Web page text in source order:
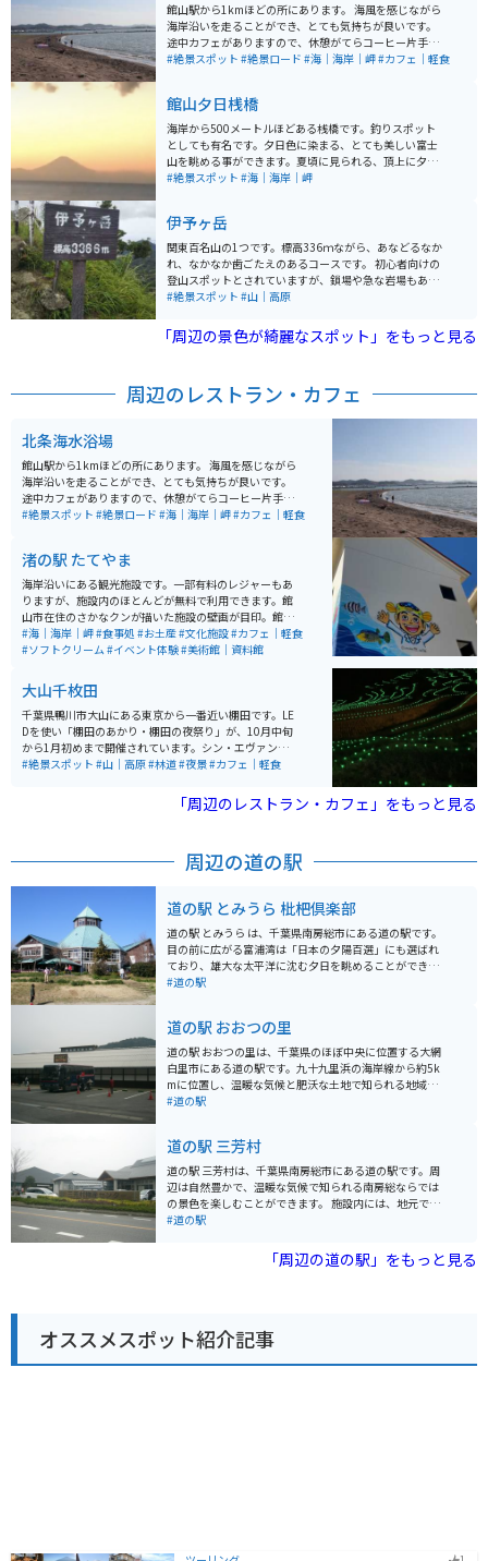
館山駅から1kmほどの所にあります。 海風を感じながら
海岸沿いを走ることができ、とても気持ちが良いです。
途中カフェがありますので、休憩がてらコーヒー片手に
海岸に足を運び、インスタ映えも狙えちゃいます。 人も
安心して車やバイクを停めれます。
#絶景スポット #絶景ロード #海｜海岸｜岬#カフェ｜軽食
館山夕日桟橋
海岸から500メートルほどある桟橋です。釣りスポット
としても有名です。夕日色に染まる、とても美しい富士
山を眺める事ができます。夏頃に見られる、頂上に夕日
が沈むダイヤモンド富士も神秘的です。隣接している渚
#絶景スポット #海｜海岸｜岬
伊予ヶ岳
関東百名山の1つです。標高336ｍながら、あなどるなか
れ、なかなか歯ごたえのあるコースです。 初心者向けの
登山スポットとされていますが、鎖場や急な岩場もあり
ますので、足元には十分お気をつけて下さい。（岩場に
メします。） 山頂からの景色は非常に素晴らしく、36
0℃のパノラマが広がっていて、達成感バツグンです
#絶景スポット #山｜高原
「周辺の景色が綺麗なスポット」をもっと見る
周辺のレストラン・カフェ
北条海水浴場
館山駅から1kmほどの所にあります。 海風を感じながら
海岸沿いを走ることができ、とても気持ちが良いです。
途中カフェがありますので、休憩がてらコーヒー片手に
海岸に足を運び、インスタ映えも狙えちゃいます。 人も
安心して車やバイクを停めれます。
#絶景スポット #絶景ロード #海｜海岸｜岬#カフェ｜軽食
渚の駅 たてやま
海岸沿いにある観光施設です。一部有料のレジャーもあ
りますが、施設内のほとんどが無料で利用できます。館
山市在住のさかなクンが描いた施設の壁画が目印。館内
にはさかなクンギャラリーや、資料館、大きな水槽もあ
るうえ、海岸風景も楽しめる盛りだくさんな施設です。
#海｜海岸｜岬#食事処 #お土産#文化施設#カフェ｜軽食
#ソフトクリーム#イベント体験#美術館｜資料館
大山千枚田
千葉県鴨川市大山にある東京から一番近い棚田です。LE
Dを使い「棚田のあかり・棚田の夜祭り」が、10月中旬
から1月初めまで開催されています。シン・エヴァンゲリ
オン劇場版で登場シーンのロケ地になりました。昼も綺
#絶景スポット #山｜高原#林道#夜景#カフェ｜軽食
「周辺のレストラン・カフェ」をもっと見る
周辺の道の駅
道の駅 とみうら 枇杷倶楽部
道の駅 とみうら は、千葉県南房総市にある道の駅です。
目の前に広がる富浦湾は「日本の夕陽百選」にも選ばれ
ており、雄大な太平洋に沈む夕日を眺めることができま
す。 施設内には、地元でとれた新鮮な魚介類を販売する
「びわ」では、地元でとれた新鮮な魚介類を使った料理
を楽しむことができます。特に、伊勢海老やアワビを使
った料理は絶品です。 バイクで訪れる際は、道の駅に隣
接する「富浦公園」に、無料で利用できるバイクスタン
ドと屋根付き休憩所があるので、休憩場所に困ることは
最適です。
#道の駅
道の駅 おおつの里
道の駅 おおつの里は、千葉県のほぼ中央に位置する大網
白里市にある道の駅です。九十九里浜の海岸線から約5k
mに位置し、温暖な気候と肥沃な土地で知られる地域に
あります。 施設内には、地元の新鮮な農産物を販売する
農産物直売所では、朝採れの新鮮な野菜や果物が人気
で、地元の人々だけでなく、多くの観光客で賑わってい
ます。 また、道の駅 おおつの里は、周辺環境も充実して
おり、サイクリングコースとしても人気があります。九
十九里浜や太平洋を一望できる絶景ポイントもあり、ツ
#道の駅
道の駅 三芳村
道の駅 三芳村は、千葉県南房総市にある道の駅です。周
辺は自然豊かで、温暖な気候で知られる南房総ならでは
の景色を楽しむことができます。 施設内には、地元でと
れた新鮮な野菜や果物を販売する農産物直売所や、房総
す。とくに、枇杷やびわソフトクリームといった、特産
の枇杷を使った商品は人気です。また、周辺には、酪農
で安心です。房総半島は海岸線沿いの道が多く、ツーリ
ングにも最適なエリアです。道の駅 三芳村を拠点に、周
辺の観光スポットを巡るのも良いでしょう。
#道の駅
「周辺の道の駅」をもっと見る
オススメスポット紹介記事